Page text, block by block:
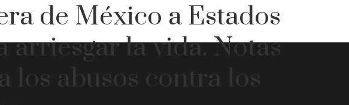
de México a Estados
arriesgar la vida. Notas
los abusos contra los